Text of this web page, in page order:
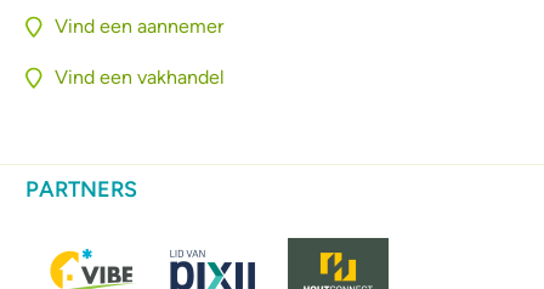
Vind een aannemer
Vind een vakhandel
PARTNERS